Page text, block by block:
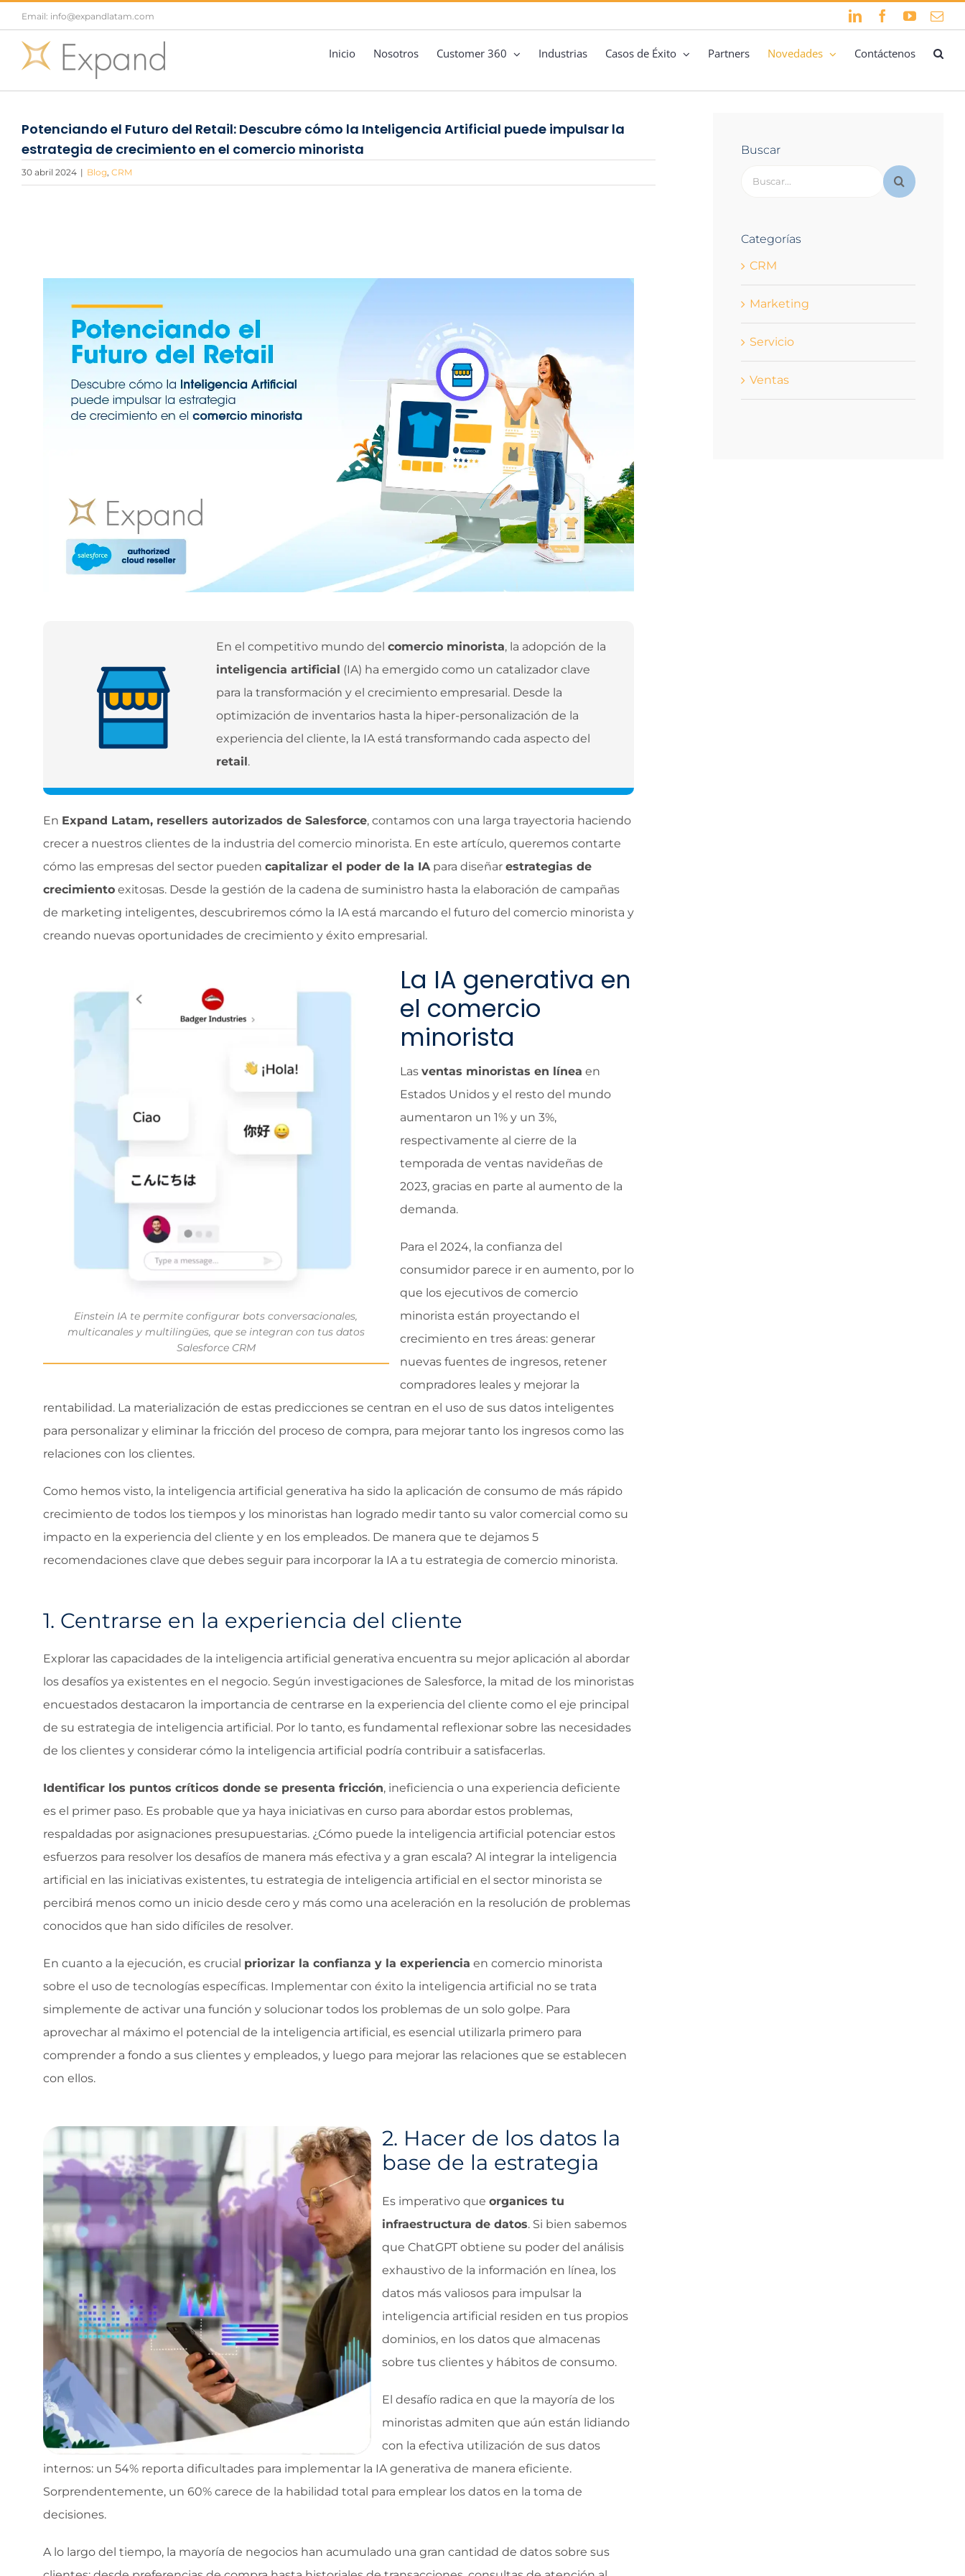
Saltar
al
contenido
Email: info@expandlatam.com LinkedInFacebook
YouTube
Inicio Nosotros Customer 360 Industrias Casos de Éxito Partners Novedades Contáctenos
Potenciando el Futuro del Retail: Descubre cómo la Inteligencia Artificial puede impulsar la
estrategia de crecimiento en el comercio minorista
30 abril 2024 | Blog, CRM
En el competitivo mundo del comercio minorista, la adopción de la
inteligencia artificial (IA) ha emergido como un catalizador clave
para la transformación y el crecimiento empresarial. Desde la
optimización de inventarios hasta la hiper-personalización de la
experiencia del cliente, la IA está transformando cada aspecto del
retail .
En Expand Latam, resellers autorizados de Salesforce, contamos con una larga trayectoria haciendo
crecer a nuestros clientes de la industria del comercio minorista. En este artículo, queremos contarte
cómo las empresas del sector pueden capitalizar el poder de la IApara diseñar estrategias de
crecimientoexitosas. Desde la gestión de la cadena de suministro hasta la elaboración de campañas
de marketing inteligentes, descubriremos cómo la IA está marcando el futuro del comercio minorista y
creando nuevas oportunidades de crecimiento y éxito empresarial.
Einstein IA te permite configurar bots conversacionales,
multicanales y multilingües, que se integran con tus datos
Salesforce CRM
La IA generativa en
el comercio
minorista
Las ventas minoristas en línea en
Estados Unidos y el resto del mundo
aumentaron un 1% y un 3%,
respectivamente al cierre de la
temporada de ventas navideñas de
2023, gracias en parte al aumento de la
demanda.
Para el 2024, la confianza del
consumidor parece ir en aumento, por lo
que los ejecutivos de comercio
minorista están proyectando el
crecimiento en tres áreas: generar
nuevas fuentes de ingresos, retener
compradores leales y mejorar la
rentabilidad. La materialización de estas predicciones se centran en el uso de sus datos inteligentes
para personalizar y eliminar la fricción del proceso de compra, para mejorar tanto los ingresos como las
relaciones con los clientes.
Como hemos visto, la inteligencia artificial generativa ha sido la aplicación de consumo de más rápido
crecimiento de todos los tiempos y los minoristas han logrado medir tanto su valor comercial como su
impacto en la experiencia del cliente y en los empleados. De manera que te dejamos 5
recomendaciones clave que debes seguir para incorporar la IA a tu estrategia de comercio minorista.
1. Centrarse en la experiencia del cliente
Explorar las capacidades de la inteligencia artificial generativa encuentra su mejor aplicación al abordar
los desafíos ya existentes en el negocio. Según investigaciones de Salesforce, la mitad de los minoristas
encuestados destacaron la importancia de centrarse en la experiencia del cliente como el eje principal
de su estrategia de inteligencia artificial. Por lo tanto, es fundamental reflexionar sobre las necesidades
de los clientes y considerar cómo la inteligencia artificial podría contribuir a satisfacerlas.
Identificar los puntos críticos donde se presenta fricción, ineficiencia o una experiencia deficiente
es el primer paso. Es probable que ya haya iniciativas en curso para abordar estos problemas,
respaldadas por asignaciones presupuestarias. ¿Cómo puede la inteligencia artificial potenciar estos
esfuerzos para resolver los desafíos de manera más efectiva y a gran escala? Al integrar la inteligencia
artificial en las iniciativas existentes, tu estrategia de inteligencia artificial en el sector minorista se
percibirá menos como un inicio desde cero y más como una aceleración en la resolución de problemas
conocidos que han sido difíciles de resolver.
En cuanto a la ejecución, es crucial priorizar la confianza y la experiencia en comercio minorista
sobre el uso de tecnologías específicas. Implementar con éxito la inteligencia artificial no se trata
simplemente de activar una función y solucionar todos los problemas de un solo golpe. Para
aprovechar al máximo el potencial de la inteligencia artificial, es esencial utilizarla primero para
comprender a fondo a sus clientes y empleados, y luego para mejorar las relaciones que se establecen
con ellos.
2. Hacer de los datos la
base de la estrategia
Es imperativo que organices tu
infraestructura de datos. Si bien sabemos
que ChatGPT obtiene su poder del análisis
exhaustivo de la información en línea, los
datos más valiosos para impulsar la
inteligencia artificial residen en tus propios
dominios, en los datos que almacenas
sobre tus clientes y hábitos de consumo.
El desafío radica en que la mayoría de los
minoristas admiten que aún están lidiando
con la efectiva utilización de sus datos
internos: un 54% reporta dificultades para implementar la IA generativa de manera eficiente.
Sorprendentemente, un 60% carece de la habilidad total para emplear los datos en la toma de
decisiones.
A lo largo del tiempo, la mayoría de negocios han acumulado una gran cantidad de datos sobre sus
Buscar
Buscar:
Categorías
CRM
Marketing
Servicio
Ventas